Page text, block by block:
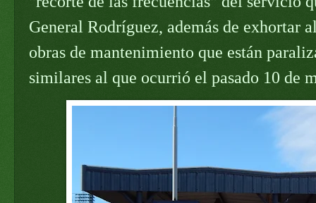
General Rodríguez, además de exhortar
obras de mantenimiento que están
similares al que ocurrió el pasado 10 de